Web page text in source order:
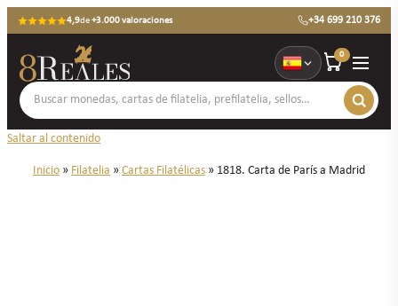
4,9de+3.000 valoraciones +34 699 210 376
0
Saltar al contenido
Inicio » Filatelia » Cartas Filatélicas » 1818. Carta de París a Madrid